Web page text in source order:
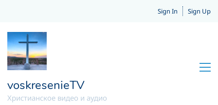
Sign In Sign Up
voskresenieTV
Христианское видео и аудио